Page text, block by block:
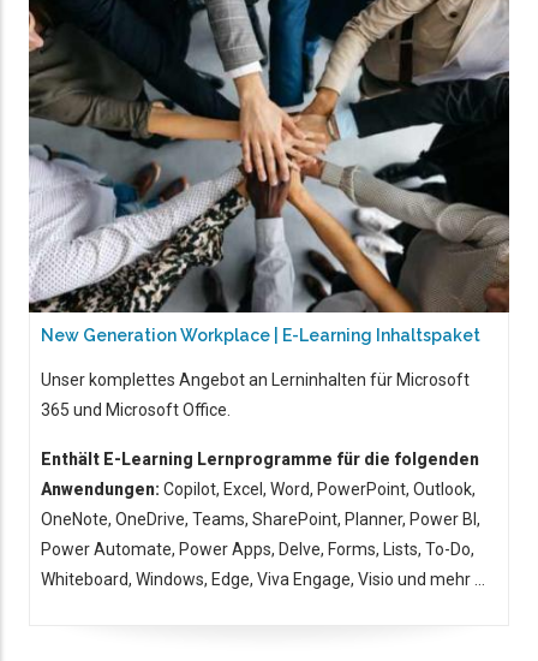
New Generation Workplace | E-Learning Inhaltspaket
Unser komplettes Angebot an Lerninhalten für Microsoft
365 und Microsoft Office.
Enthält E-Learning Lernprogramme für die folgenden
Anwendungen: Copilot, Excel, Word, PowerPoint, Outlook,
OneNote, OneDrive, Teams, SharePoint, Planner, Power BI,
Power Automate, Power Apps, Delve, Forms, Lists, To-Do,
Whiteboard, Windows, Edge, Viva Engage, Visio und mehr ...